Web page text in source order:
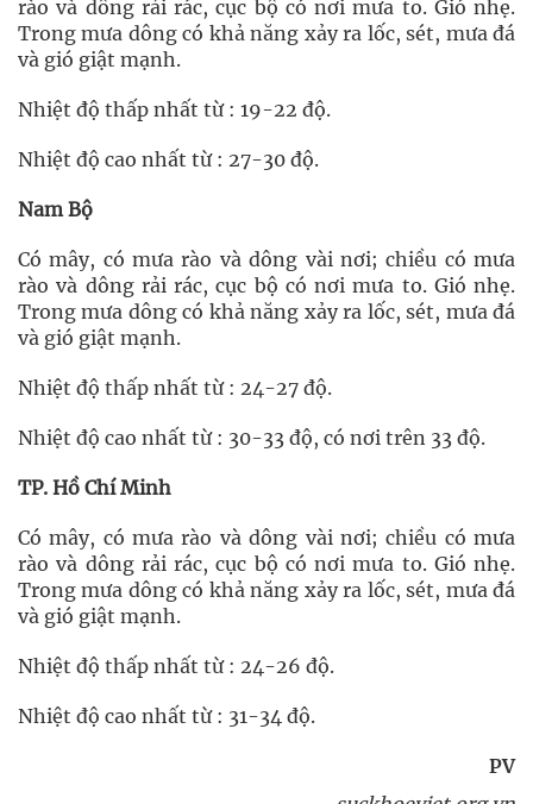
rào và dông rải rác, cục bộ có nơi mưa to. Gió nhẹ.
Trong mưa dông có khả năng xảy ra lốc, sét, mưa đá
và gió giật mạnh.
Nhiệt độ thấp nhất từ : 19-22 độ.
Nhiệt độ cao nhất từ : 27-30 độ.
Nam Bộ
Có mây, có mưa rào và dông vài nơi; chiều có mưa
rào và dông rải rác, cục bộ có nơi mưa to. Gió nhẹ.
Trong mưa dông có khả năng xảy ra lốc, sét, mưa đá
và gió giật mạnh.
Nhiệt độ thấp nhất từ : 24-27 độ.
Nhiệt độ cao nhất từ : 30-33 độ, có nơi trên 33 độ.
TP. Hồ Chí Minh
Có mây, có mưa rào và dông vài nơi; chiều có mưa
rào và dông rải rác, cục bộ có nơi mưa to. Gió nhẹ.
Trong mưa dông có khả năng xảy ra lốc, sét, mưa đá
và gió giật mạnh.
Nhiệt độ thấp nhất từ : 24-26 độ.
Nhiệt độ cao nhất từ : 31-34 độ.
PV